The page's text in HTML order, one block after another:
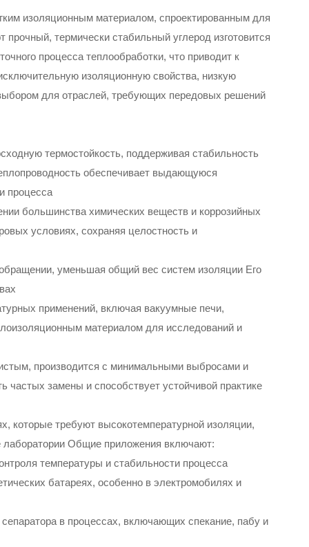
изоляционным материалом, спроектированным для
термически стабильный углерод изготовится
процесса теплообработки, что приводит к
изоляционную свойства, низкую
для отраслей, требующих передовых решений
термостойкость, поддерживая стабильность
обеспечивает выдающуюся
процесса
большинства химических веществ и коррозийных
условиях, сохраняя целостность и
уменьшая общий вес систем изоляции Его
применений, включая вакуумные печи,
материалом для исследований и
производится с минимальными выбросами и
частых замены и способствует устойчивой практике
которые требуют высокотемпературной изоляции,
лаборатории Общие приложения включают:
температуры и стабильности процесса
батареях, особенно в электромобилях и
в процессах, включающих спекание, пабу и